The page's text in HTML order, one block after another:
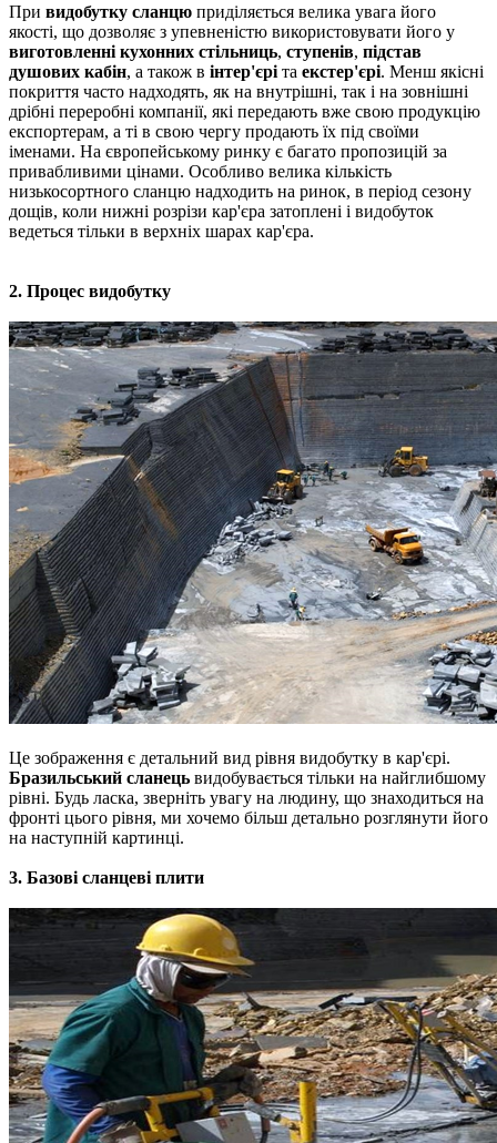
При видобутку сланцю приділяється велика увага його
якості, що дозволяє з упевненістю використовувати його у
виготовленні кухонних стільниць, ступенів, підстав
душових кабін, а також в інтер'єрі та екстер'єрі. Менш якісні
покриття часто надходять, як на внутрішні, так і на зовнішні
дрібні переробні компанії, які передають вже свою продукцію
експортерам, а ті в свою чергу продають їх під своїми
іменами. На європейському ринку є багато пропозицій за
привабливими цінами. Особливо велика кількість
низькосортного сланцю надходить на ринок, в період сезону
дощів, коли нижні розрізи кар'єра затоплені і видобуток
ведеться тільки в верхніх шарах кар'єра.
2. Процес видобутку
Це зображення є детальний вид рівня видобутку в кар'єрі.
Бразильський сланець видобувається тільки на найглибшому
рівні. Будь ласка, зверніть увагу на людину, що знаходиться на
фронті цього рівня, ми хочемо більш детально розглянути його
на наступній картинці.
3. Базові сланцеві плити